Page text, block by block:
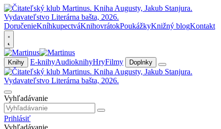
DoručenieKníhkupectváKnihovrátokPoukážkyKnižný blogKontakt
Knihy E-knihyAudioknihyHryFilmy Doplnky
Vyhľadávanie
Prihlásiť
Vyhľadávanie